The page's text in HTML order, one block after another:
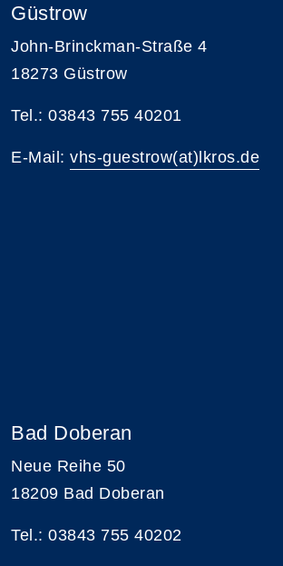
Güstrow
John-Brinckman-Straße 4
18273 Güstrow
Tel.: 03843 755 40201
E-Mail: vhs-guestrow(at)lkros.de
Bad Doberan
Neue Reihe 50
18209 Bad Doberan
Tel.: 03843 755 40202